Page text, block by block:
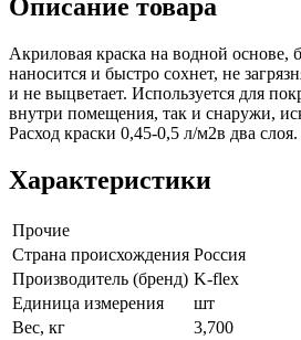
Описание товара
Акриловая краска на водной основе,
наносится и быстро сохнет, не
и не выцветает. Используется для
внутри помещения, так и снаружи,
Расход краски 0,45-0,5 л/м2в два слоя.
Характеристики
Прочие
Страна происхождения Россия
Производитель (бренд) K-flex
Единица измерения
шт
Вес, кг
3,700